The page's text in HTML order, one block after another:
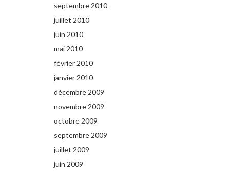
septembre 2010
juillet 2010
juin 2010
mai 2010
février 2010
janvier 2010
décembre 2009
novembre 2009
octobre 2009
septembre 2009
juillet 2009
juin 2009